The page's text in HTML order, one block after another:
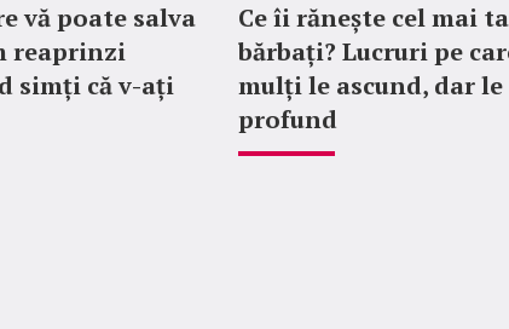
vă poate salva
reaprinzi
simți că v-ați
Ce îi rănește cel mai
bărbați? Lucruri pe
mulți le ascund, dar
profund